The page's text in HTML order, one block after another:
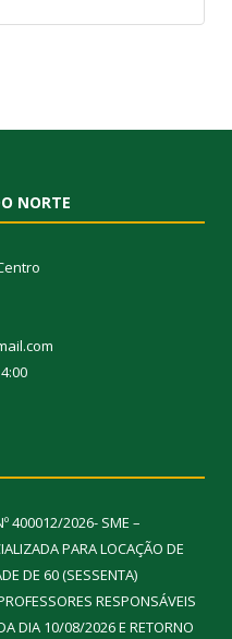
NORTE
400012/2026- SME –
PARA LOCAÇÃO DE
DE 60 (SESSENTA)
RESPONSÁVEIS
DIA 10/08/2026 E RETORNO